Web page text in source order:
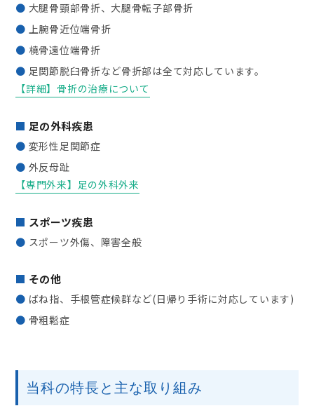
大腿骨頸部骨折、大腿骨転子部骨折
上腕骨近位端骨折
橈骨遠位端骨折
足関節脱臼骨折など骨折部は全て対応しています。
【詳細】骨折の治療について
足の外科疾患
変形性足関節症
外反母趾
【専門外来】足の外科外来
スポーツ疾患
スポーツ外傷、障害全般
その他
ばね指、手根管症候群など(日帰り手術に対応しています)
骨粗鬆症
当科の特長と主な取り組み